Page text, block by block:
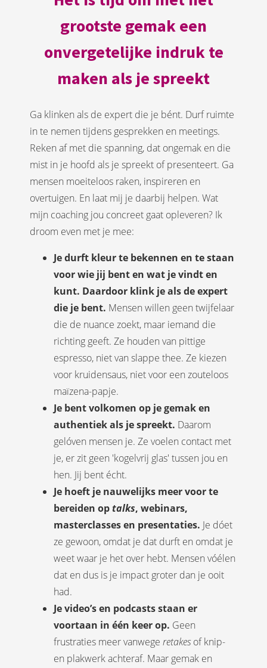
grootste gemak een
onvergetelijke indruk te
maken als je spreekt
Ga klinken als de expert die je bént. Durf ruimte
in te nemen tijdens gesprekken en meetings.
Reken af met die spanning, dat ongemak en die
mist in je hoofd als je spreekt of presenteert. Ga
mensen moeiteloos raken, inspireren en
overtuigen. En laat mij je daarbij helpen. Wat
mijn coaching jou concreet gaat opleveren? Ik
droom even met je mee:
Je durft kleur te bekennen en te staan
voor wie jij bent en wat je vindt en
kunt. Daardoor klink je als de expert
die je bent. Mensen willen geen twijfelaar
die de nuance zoekt, maar iemand die
richting geeft. Ze houden van pittige
espresso, niet van slappe thee. Ze kiezen
voor kruidensaus, niet voor een zouteloos
maïzena-papje.
Je bent volkomen op je gemak en
authentiek als je spreekt. Daarom
gelóven mensen je. Ze voelen contact met
je, er zit geen 'kogelvrij glas' tussen jou en
hen. Jij bent écht.
Je hoeft je nauwelijks meer voor te
bereiden optalks, webinars,
masterclasses en presentaties. Je dóet
ze gewoon, omdat je dat durft en omdat je
weet waar je het over hebt. Mensen vóélen
dat en dus is je impact groter dan je ooit
had.
Je video’s en podcasts staan er
voortaan in één keer op. Geen
frustraties meer vanwege retakesof knip-
en plakwerk achteraf. Maar gemak en